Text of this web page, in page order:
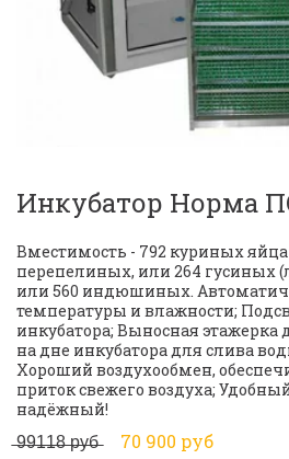
Инкубатор Норма
Вместимость - 792 куриных яйца
перепелиных, или 264 гусиных
или 560 индюшиных.
температуры и влажности;
инкубатора; Выносная этажерка
на дне инкубатора для слива
Хороший воздухообмен,
приток свежего воздуха;
надёжный!
̶9̶9̶1̶1̶8̶ ̶р̶у̶б̶ 70 900 руб